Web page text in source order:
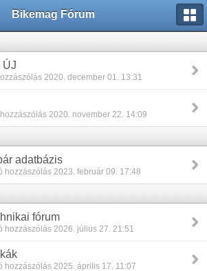
Bikemag Fórum
ÚJ
2020. december 01. 13:31
2020. november 22. 14:09
adatbázis
hozzászólás 2023. február 09. 17:48
fórum
hozzászólás 2026. július 27. 21:51
hozzászólás 2025. április 17. 11:07